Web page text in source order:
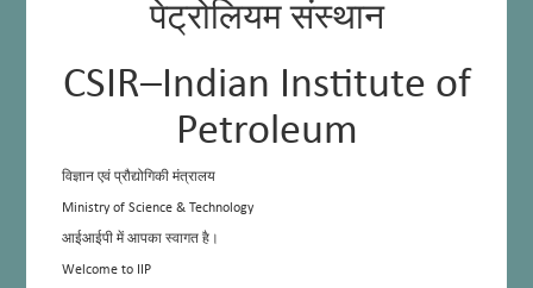
पेट्रोलियम संस्थान
CSIR–Indian Institute of
Petroleum
विज्ञान एवं प्रौद्योगिकी मंत्रालय
Ministry of Science & Technology
आईआईपी में आपका स्वागत है।
Welcome to IIP